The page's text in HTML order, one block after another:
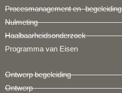
Procesmanagement en -begeleiding
Nulmeting
Haalbaarheidsonderzoek
Programma van Eisen
Ontwerp begeleiding
Ontwerp